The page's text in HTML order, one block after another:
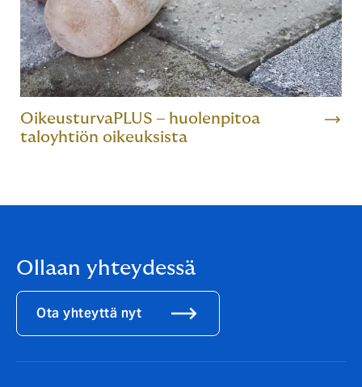
OikeusturvaPLUS – huolenpitoa
taloyhtiön oikeuksista
Ollaan yhteydessä
Ota yhteyttä nyt